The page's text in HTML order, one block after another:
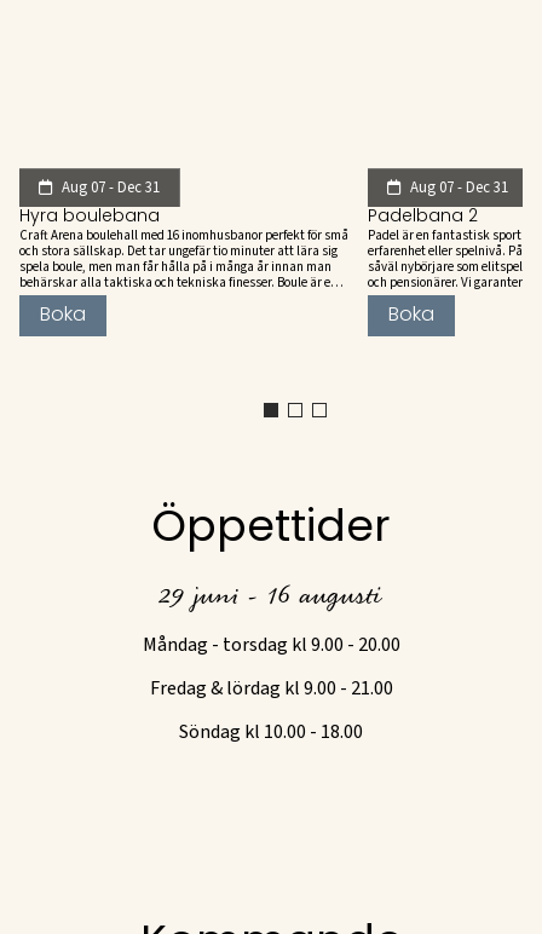
Aug 07 - Dec 31
Hyra boulebana
Craft Arena boulehall med 16 inomhusbanor perfekt för små
och stora sällskap. Det tar ungefär tio minuter att lära sig
spela boule, men man får hålla på i många år innan man
behärskar alla taktiska och tekniska finesser. Boule är en
utpräglad precisionsidrott kombinerad med otaliga
taktiska varianter.
Boka
Aug 07 - Dec 31
Padelbana 2
Padel är en fantastisk sport
erfarenhet eller spelnivå. På
såväl nybörjare som
och pensionärer. Vi
bemötande och en rolig stund
Boka
Öppettider
29 juni - 16 augusti
Måndag - torsdag kl 9.00 - 20.00
Fredag & lördag kl 9.00 - 21.00
Söndag kl 10.00 - 18.00